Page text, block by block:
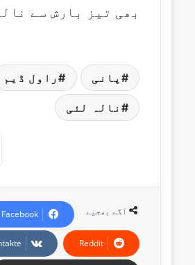
بھی تیز بارش سے
پانی راول ڈیم
نالہ لئی
آگے بھجیے Facebook
Reddit